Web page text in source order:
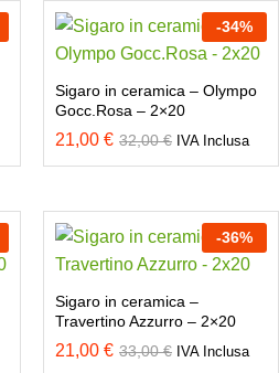
-34%
Sigaro in ceramica – Olympo
Gocc.Rosa – 2×20
21,00 € 32,00€ IVA Inclusa
-36%
Sigaro in ceramica –
Travertino Azzurro – 2×20
21,00 € 33,00€ IVA Inclusa